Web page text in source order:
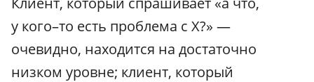
у кого–то есть проблема с X?» —
очевидно, находится на достаточно
низком уровне; клиент, который